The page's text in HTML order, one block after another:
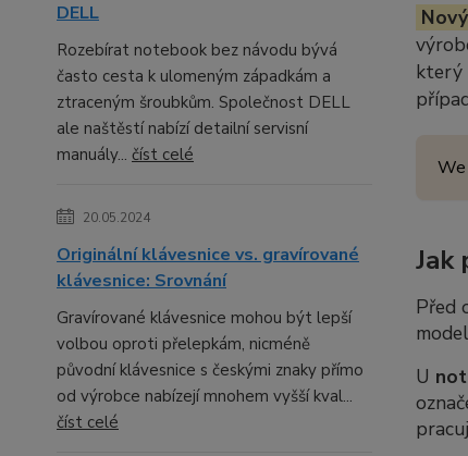
DELL
Rozebírat notebook bez návodu bývá
často cesta k ulomeným západkám a
ztraceným šroubkům. Společnost DELL
ale naštěstí nabízí detailní servisní
manuály... číst celé
20.05.2024
Originální klávesnice vs. gravírované
klávesnice: Srovnání
Gravírované klávesnice mohou být lepší
volbou oproti přelepkám, nicméně
původní klávesnice s českými znaky přímo
od výrobce nabízejí mnohem vyšší kval...
číst celé
který
Jak
Před
U